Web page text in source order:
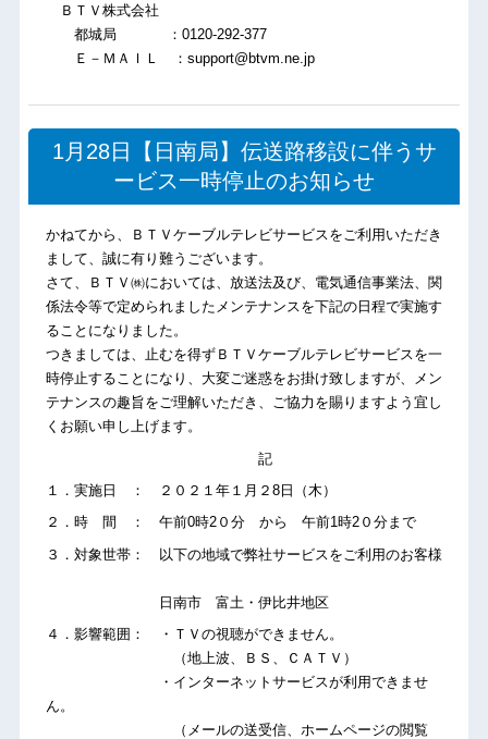
ＢＴＶ株式会社
都城局 ：0120-292-377
Ｅ－ＭＡＩＬ ：support@btvm.ne.jp
1月28日【日南局】伝送路移設に伴うサ
ービス一時停止のお知らせ
かねてから、ＢＴＶケーブルテレビサービスをご利用いただき
まして、誠に有り難うございます。
さて、ＢＴＶ㈱においては、放送法及び、電気通信事業法、関
係法令等で定められましたメンテナンスを下記の日程で実施す
ることになりました。
つきましては、止むを得ずＢＴＶケーブルテレビサービスを一
時停止することになり、大変ご迷惑をお掛け致しますが、メン
テナンスの趣旨をご理解いただき、ご協力を賜りますよう宜し
くお願い申し上げます。
記
１．実施日 ： ２０２１年１月２8日（木）
２．時 間 ： 午前0時2０分 から 午前1時2０分まで
３．対象世帯： 以下の地域で弊社サービスをご利用のお客様
日南市 富土・伊比井地区
４．影響範囲： ・ＴＶの視聴ができません。
（地上波、ＢＳ、ＣＡＴＶ）
・インターネットサービスが利用できませ
ん。
（メールの送受信、ホームページの閲覧